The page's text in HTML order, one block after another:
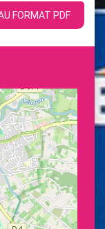
FORMAT PDF